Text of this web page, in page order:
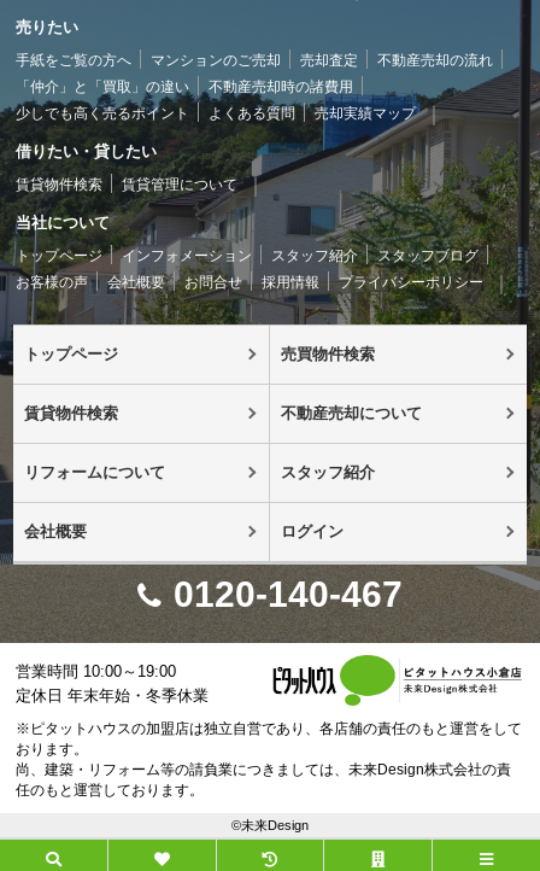
売りたい
手紙をご覧の方へ マンションのご売却 売却査定
不動産売却の流れ
「仲介」と「買取」の違い
不動産売却時の諸費用
少しでも高く売るポイント
よくある質問 売却実績マップ
借りたい・貸したい
賃貸物件検索 賃貸管理について
当社について
トップページ インフォメーション スタッフ紹介
スタッフブログ
お客様の声
会社概要 お問合せ 採用情報 プライバシーポリシー
トップページ 売買物件検索
賃貸物件検索 不動産売却について
リフォームについて スタッフ紹介
会社概要 ログイン
0120-140-467
営業時間 10:00～19:00
定休日 年末年始・冬季休業
※ピタットハウスの加盟店は独立自営であり、各店舗の責任のもと運営をして
おります。
尚、建築・リフォーム等の請負業につきましては、未来Design株式会社の責
任のもと運営しております。
©未来Design